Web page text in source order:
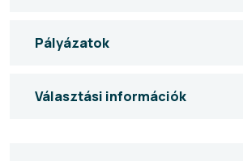
Pályázatok
Választási információk